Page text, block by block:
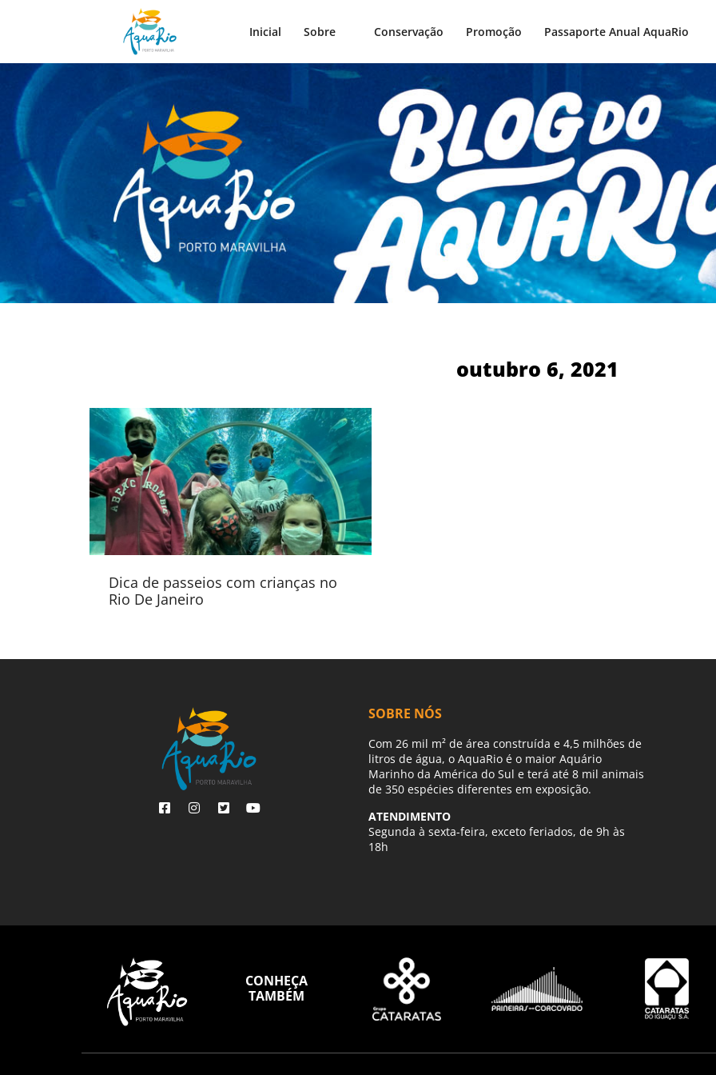
Inicial Sobre Conservação Promoção Passaporte Anual AquaRio
outubro 6, 2021
Dica de passeios com crianças no
Rio De Janeiro
SOBRE NÓS
Com 26 mil m² de área construída e 4,5 milhões de
litros de água, o AquaRio é o maior Aquário
Marinho da América do Sul e terá até 8 mil animais
de 350 espécies diferentes em exposição.
ATENDIMENTO
Segunda à sexta-feira, exceto feriados, de 9h às
18h
CONHEÇA
TAMBÉM